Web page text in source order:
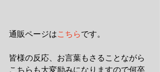
通販ページはこちらです。
皆様の反応、お言葉もさることながら
こちらも大変励みになりますので何卒